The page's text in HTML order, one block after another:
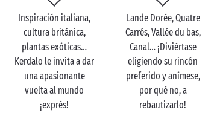
Côte de Granit Rose
? Nada más llegar, los niños
se imaginarán viviendo su propia epopeya: una
misteriosa mansión, un bosque exuberante, un
templo exótico… ¡Los fabulosos decorados de los
jardines de Kerdala darán rienda suelta a su
desbordante imaginación!
¿Viaja conniños pequeños
? Le alegrará saber que la
Inspiración italiana,
cultura británica,
plantas exóticas…
Kerdalo le invita a dar
una apasionante
vuelta al mundo
¡exprés!
Lande Dorée, Quatre
Carrés, Vallée du bas,
Canal… ¡Diviértase
eligiendo su rincón
preferido y anímese,
por qué no, a
rebautizarlo!